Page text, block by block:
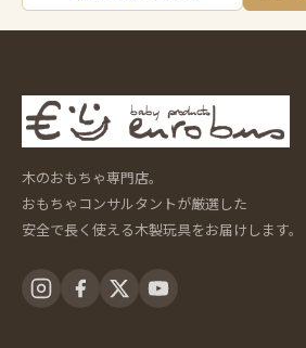
木のおもちゃ専門店。
おもちゃコンサルタントが厳選した
安全で長く使える木製玩具をお届けします。